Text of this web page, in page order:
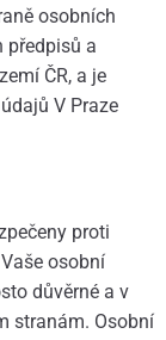
osobních
předpisů a
ČR, a je
V Praze
proti
osobní
důvěrné a v
stranám. Osobní